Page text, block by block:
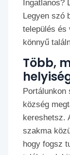
Ingatlanos?
Legyen szó
település
könnyű
Több,
Portálunkon
község
kereshetsz.
szakma
hogy fogsz